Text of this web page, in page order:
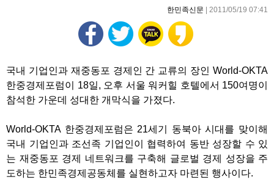
한민족신문 | 2011/05/19 07:41
국내 기업인과 재중동포 경제인 간 교류의 장인 World-OKTA
한중경제포럼이 18일, 오후 서울 워커힐 호텔에서 150여명이
참석한 가운데 성대한 개막식을 가졌다.
World-OKTA 한중경제포럼은 21세기 동북아 시대를 맞이해
국내 기업인과 조선족 기업인이 협력하여 동반 성장할 수 있
는 재중동포 경제 네트워크를 구축해 글로벌 경제 성장을 주
도하는 한민족경제공동체를 실현하고자 마련된 행사이다.